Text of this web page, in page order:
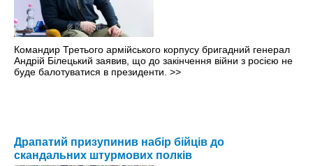
Командир Третього армійського корпусу бригадний генерал
Андрій Білецький заявив, що до закінчення війни з росією не
буде балотуватися в президенти. >>
Драпатий призупинив набір бійців до
скандальних штурмових полків